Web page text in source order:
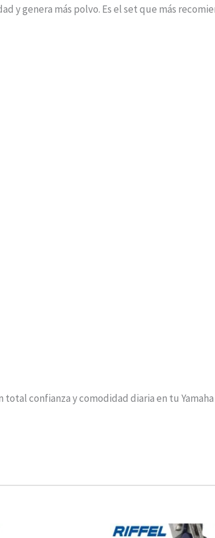
y genera más polvo. Es el set que más
confianza y comodidad diaria en tu Yamaha